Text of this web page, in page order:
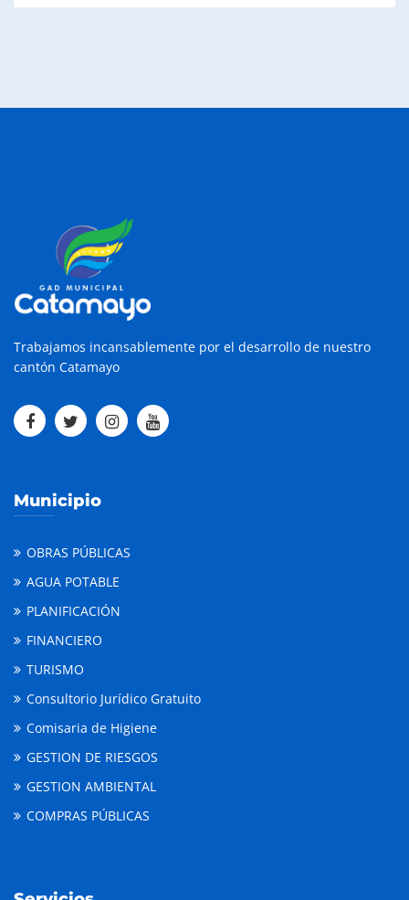
Trabajamos incansablemente por el desarrollo de nuestro
cantón Catamayo
Municipio
OBRAS PÚBLICAS
AGUA POTABLE
PLANIFICACIÓN
FINANCIERO
TURISMO
Consultorio Jurídico Gratuito
Comisaria de Higiene
GESTION DE RIESGOS
GESTION AMBIENTAL
COMPRAS PÚBLICAS